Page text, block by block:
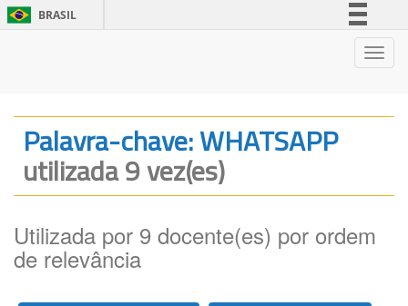
BRASIL
Legislação
Palavra-chave: WHATSAPP
utilizada 9 vez(es)
Utilizada por 9 docente(es) por ordem
de relevância